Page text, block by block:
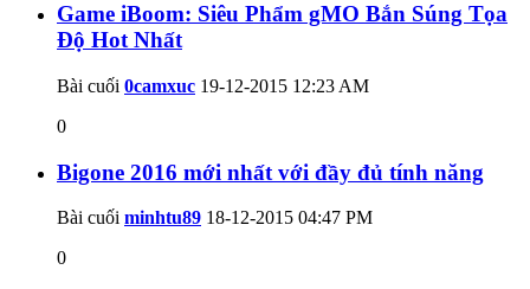
Game iBoom: Siêu Phẩm gMO Bắn Súng Tọa
Độ Hot Nhất
Bài cuối 0camxuc 19-12-2015 12:23 AM
0
Bigone 2016 mới nhất với đầy đủ tính năng
Bài cuối minhtu89 18-12-2015 04:47 PM
0